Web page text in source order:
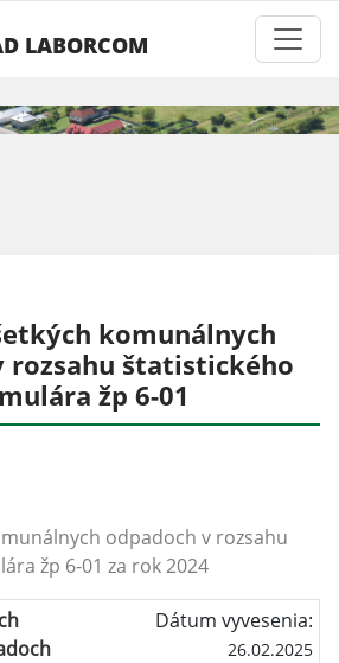
LABORCOM
komunálnych
rozsahu štatistického
žp 6-01
odpadoch v rozsahu
žp 6-01 za rok 2024
Dátum vyvesenia:
26.02.2025